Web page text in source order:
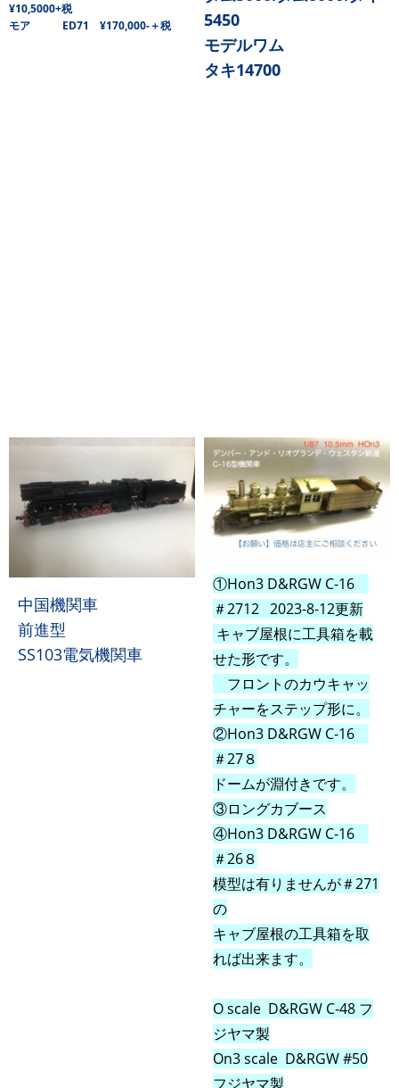
¥10,5000+税
モア ED71 ¥170,000-＋税
5450
モデルワム
タキ14700
中国機関車
前進型
SS103電気機関車
①Hon3 D&RGW C-16
＃2712 2023-8-12更新
キャブ屋根に工具箱を載
せた形です。
フロントのカウキャッ
チャーをステップ形に。
②Hon3 D&RGW C-16
＃27８
ドームが淵付きです。
③ロングカブース
④Hon3 D&RGW C-16
＃26８
模型は有りませんが＃271
の
キャブ屋根の工具箱を取
れば出来ます。
O scale D&RGW C-48 フ
ジヤマ製
On3 scale D&RGW #50
フジヤマ製